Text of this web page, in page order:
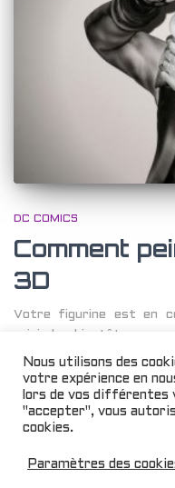
DC COMICS
Comment
3D
Votre figurine est en
rejoindra bientôt vos
quelques astuces pour
qui appliqueront la
Par Sarah Munoz , il y a 5
Nous utilisons des
votre expérience en
lors de vos différentes
"accepter", vous
cookies.
Paramètres des